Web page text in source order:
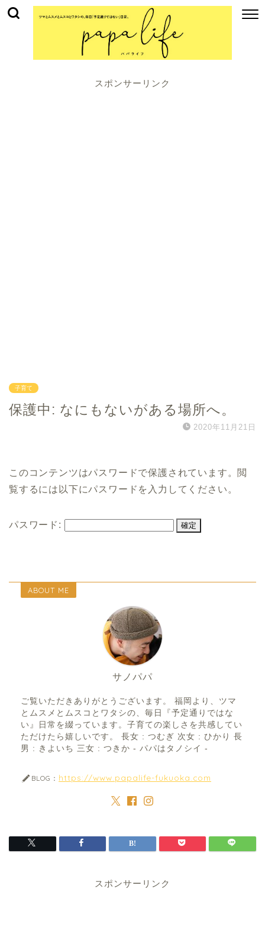
スポンサーリンク
子育て
保護中: なにもないがある場所へ。
2020年11月21日
このコンテンツはパスワードで保護されています。閲
覧するには以下にパスワードを入力してください。
パスワード:
ABOUT ME
サノパパ
ご覧いただきありがとうございます。 福岡より、ツマ
とムスメとムスコとワタシの、毎日『予定通りではな
い』日常を綴っています。子育ての楽しさを共感してい
ただけたら嬉しいです。 長女 : つむぎ 次女 : ひかり 長
男 : きよいち 三女 : つきか - パパはタノシイ -
BLOG： https://www.papalife-fukuoka.com
スポンサーリンク